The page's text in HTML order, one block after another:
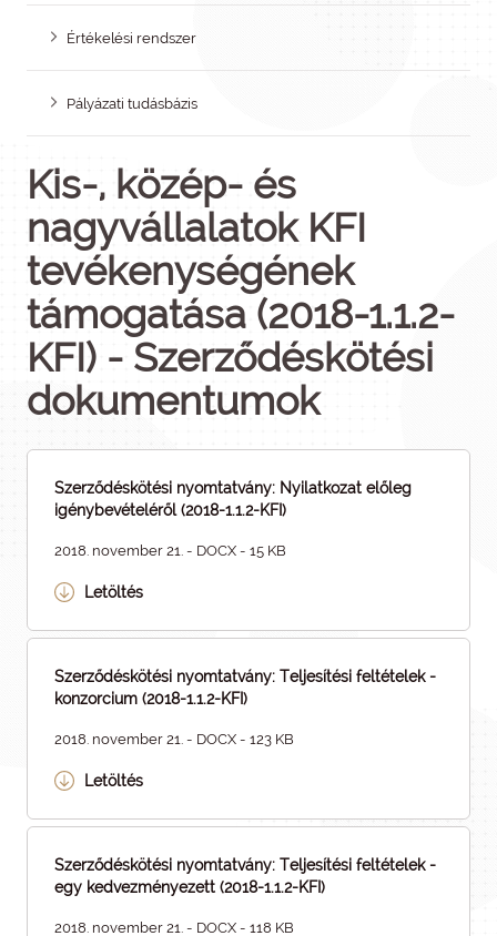
Értékelési rendszer
Pályázati tudásbázis
Kis-, közép- és
nagyvállalatok KFI
tevékenységének
támogatása (2018-1.1.2-
KFI) - Szerződéskötési
dokumentumok
Szerződéskötési nyomtatvány: Nyilatkozat előleg
igénybevételéről (2018-1.1.2-KFI)
2018. november 21. - DOCX - 15 KB
Letöltés
Szerződéskötési nyomtatvány: Teljesítési feltételek -
konzorcium (2018-1.1.2-KFI)
2018. november 21. - DOCX - 123 KB
Letöltés
Szerződéskötési nyomtatvány: Teljesítési feltételek -
egy kedvezményezett (2018-1.1.2-KFI)
2018. november 21. - DOCX - 118 KB